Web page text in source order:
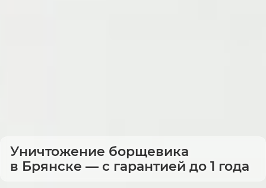
Уничтожение борщевика
в Брянске — с гарантией до 1 года